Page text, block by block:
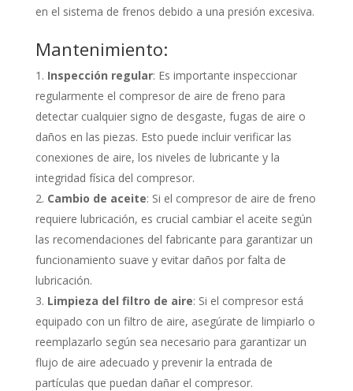
en el sistema de frenos debido a una presión excesiva.
Mantenimiento:
Inspección regular: Es importante inspeccionar
regularmente el compresor de aire de freno para
detectar cualquier signo de desgaste, fugas de aire o
daños en las piezas. Esto puede incluir verificar las
conexiones de aire, los niveles de lubricante y la
integridad física del compresor.
Cambio de aceite: Si el compresor de aire de freno
requiere lubricación, es crucial cambiar el aceite según
las recomendaciones del fabricante para garantizar un
funcionamiento suave y evitar daños por falta de
lubricación.
Limpieza del filtro de aire: Si el compresor está
equipado con un filtro de aire, asegúrate de limpiarlo o
reemplazarlo según sea necesario para garantizar un
flujo de aire adecuado y prevenir la entrada de
partículas que puedan dañar el compresor.